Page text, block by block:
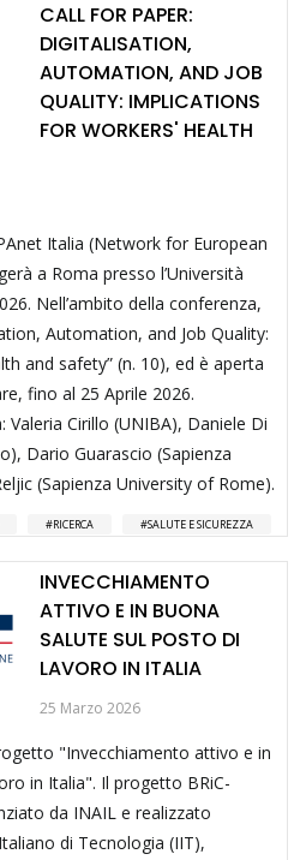
CALL FOR PAPER:
DIGITALISATION,
AUTOMATION, AND JOB
QUALITY: IMPLICATIONS
FOR WORKERS' HEALTH
Italia (Network for European
a Roma presso l’Università
Nell’ambito della conferenza,
Automation, and Job Quality:
and safety” (n. 10), ed è aperta
fino al 25 Aprile 2026.
Cirillo (UNIBA), Daniele Di
Dario Guarascio (Sapienza
(Sapienza University of Rome).
RICERCA SALUTE E SICUREZZA
INVECCHIAMENTO
ATTIVO E IN BUONA
SALUTE SUL POSTO DI
LAVORO IN ITALIA
25 Marzo 2026
"Invecchiamento attivo e in
in Italia". Il progetto BRiC-
da INAIL e realizzato
di Tecnologia (IIT),